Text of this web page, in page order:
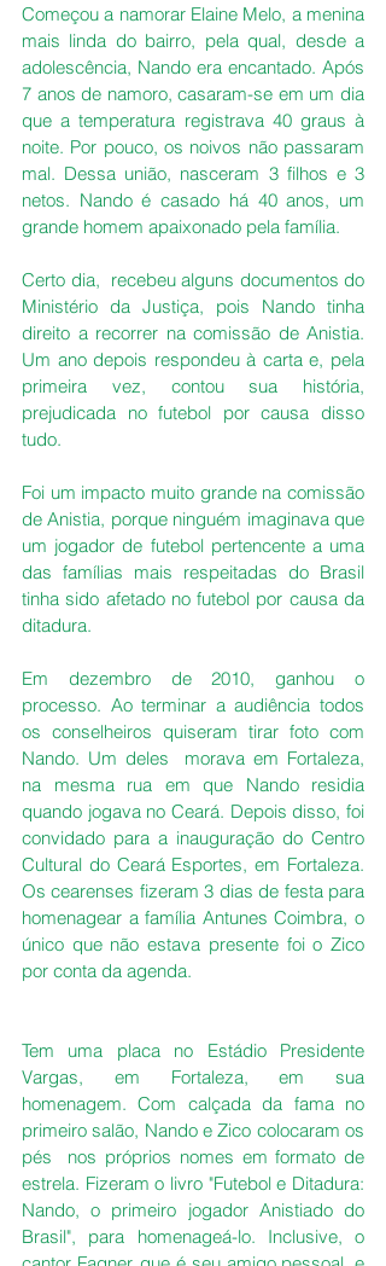
Começou a namorar Elaine Melo, a menina
mais linda do bairro, pela qual, desde a
adolescência, Nando era encantado. Após
7 anos de namoro, casaram-se em um dia
que a temperatura registrava 40 graus à
noite. Por pouco, os noivos não passaram
mal. Dessa união, nasceram 3 filhos e 3
netos. Nando é casado há 40 anos, um
grande homem apaixonado pela família.
Certo dia,  recebeu alguns documentos do
Ministério da Justiça, pois Nando tinha
direito a recorrer na comissão de Anistia.
Um ano depois respondeu à carta e, pela
primeira vez, contou sua história,
prejudicada no futebol por causa disso
tudo.
Foi um impacto muito grande na comissão
de Anistia, porque ninguém imaginava que
um jogador de futebol pertencente a uma
das famílias mais respeitadas do Brasil
tinha sido afetado no futebol por causa da
ditadura.
Em dezembro de 2010, ganhou o
processo. Ao terminar a audiência todos
os conselheiros quiseram tirar foto com
Nando. Um deles  morava em Fortaleza,
na mesma rua em que Nando residia
quando jogava no Ceará. Depois disso, foi
convidado para a inauguração do Centro
Cultural do Ceará Esportes, em Fortaleza.
Os cearenses fizeram 3 dias de festa para
homenagear a família Antunes Coimbra, o
único que não estava presente foi o Zico
por conta da agenda.
Tem uma placa no Estádio Presidente
Vargas, em Fortaleza, em sua
homenagem. Com calçada da fama no
primeiro salão, Nando e Zico colocaram os
pés  nos próprios nomes em formato de
estrela. Fizeram o livro "Futebol e Ditadura:
Nando, o primeiro jogador Anistiado do
Brasil", para homenageá-lo. Inclusive, o